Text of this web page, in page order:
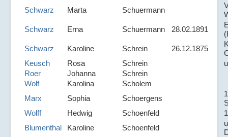
Schwarz
Marta Schuermann
Schwarz
Erna Schuermann 28.02.1891
Schwarz
Karoline Schrein 26.12.1875
Keusch
Rosa Schrein
Roer
Johanna
Schrein
Wolf
Karolina
Scholem
Marx
Sophia Schoergens
Wolff
Hedwig Schoenfeld
Blumenthal
Karoline Schoenfeld